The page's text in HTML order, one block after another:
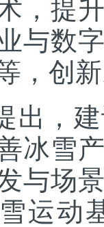
，提
与数
，创
出，
冰雪
与场
运动